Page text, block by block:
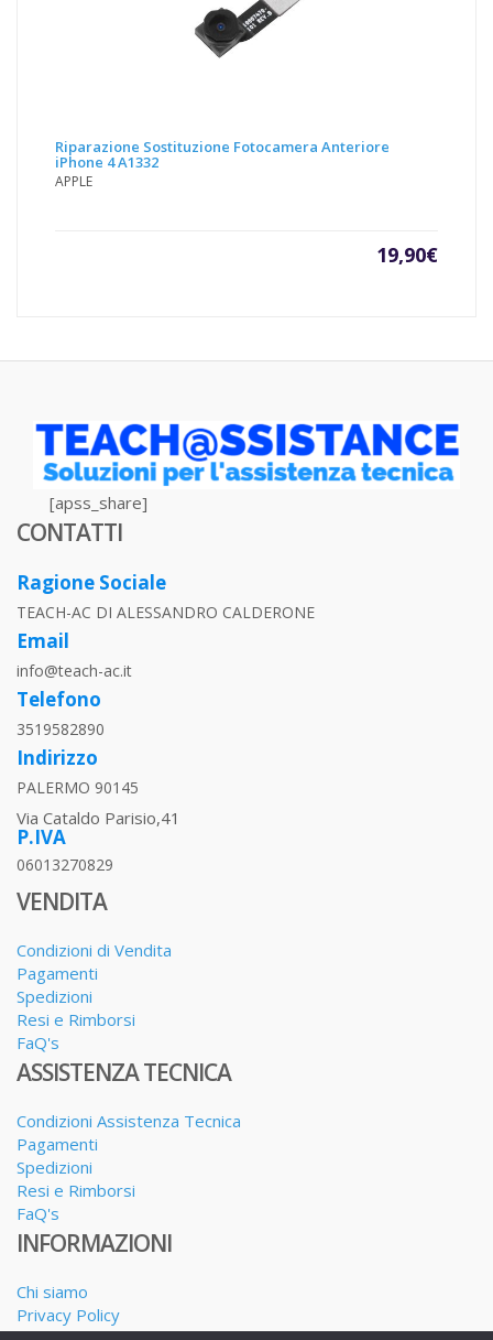
Riparazione Sostituzione Fotocamera Anteriore
iPhone 4 A1332
APPLE
19,90€
[apss_share]
CONTATTI
Ragione Sociale
TEACH-AC DI ALESSANDRO CALDERONE
Email
info@teach-ac.it
Telefono
3519582890
Indirizzo
PALERMO 90145
Via Cataldo Parisio,41
P.IVA
06013270829
VENDITA
Condizioni di Vendita
Pagamenti
Spedizioni
Resi e Rimborsi
FaQ's
ASSISTENZA TECNICA
Condizioni Assistenza Tecnica
Pagamenti
Spedizioni
Resi e Rimborsi
FaQ's
INFORMAZIONI
Chi siamo
Privacy Policy